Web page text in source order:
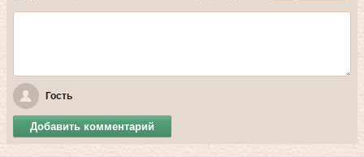
Гость
Добавить комментарий